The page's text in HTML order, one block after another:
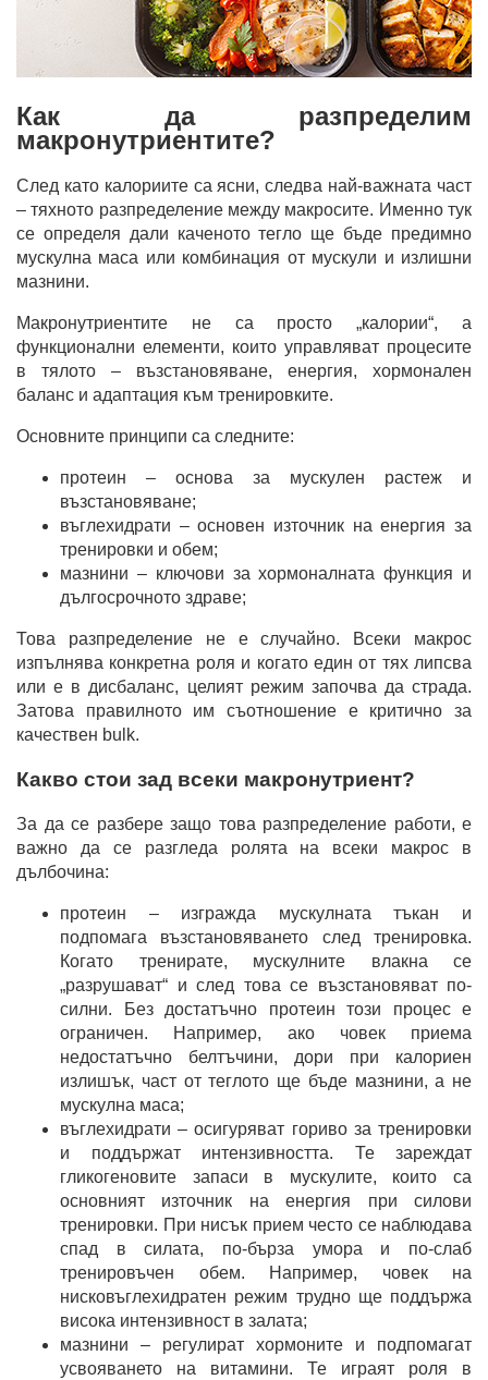
Как да разпределим
макронутриентите?
След като калориите са ясни, следва най-важната част
– тяхното разпределение между макросите. Именно тук
се определя дали каченото тегло ще бъде предимно
мускулна маса или комбинация от мускули и излишни
мазнини.
Макронутриентите не са просто „калории“, а
функционални елементи, които управляват процесите
в тялото – възстановяване, енергия, хормонален
баланс и адаптация към тренировките.
Основните принципи са следните:
протеин – основа за мускулен растеж и
възстановяване;
въглехидрати – основен източник на енергия за
тренировки и обем;
мазнини – ключови за хормоналната функция и
дългосрочното здраве;
Това разпределение не е случайно. Всеки макрос
изпълнява конкретна роля и когато един от тях липсва
или е в дисбаланс, целият режим започва да страда.
Затова правилното им съотношение е критично за
качествен bulk.
Какво стои зад всеки макронутриент?
За да се разбере защо това разпределение работи, е
важно да се разгледа ролята на всеки макрос в
дълбочина:
протеин – изгражда мускулната тъкан и
подпомага възстановяването след тренировка.
Когато тренирате, мускулните влакна се
„разрушават“ и след това се възстановяват по-
силни. Без достатъчно протеин този процес е
ограничен. Например, ако човек приема
недостатъчно белтъчини, дори при калориен
излишък, част от теглото ще бъде мазнини, а не
мускулна маса;
въглехидрати – осигуряват гориво за тренировки
и поддържат интензивността. Те зареждат
гликогеновите запаси в мускулите, които са
основният източник на енергия при силови
тренировки. При нисък прием често се наблюдава
спад в силата, по-бърза умора и по-слаб
тренировъчен обем. Например, човек на
нисковъглехидратен режим трудно ще поддържа
висока интензивност в залата;
мазнини – регулират хормоните и подпомагат
усвояването на витамини. Те играят роля в